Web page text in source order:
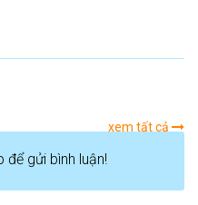
để gửi bình luận!
xem tất cả